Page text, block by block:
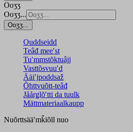
Ooʒʒ
Ooʒʒ...
Ooʒʒ...
Ouddseidd
Teâđ meeʹst
Tuʹmmstõktuâjj
Vasttõsvuuʹd
Ääiʹjpoddsaž
Õhttvuõtt-teâđ
Jåårǥlõʹtti da tuulk
Mättmateriaalkaupp
Nuõrttsääʹmǩiõll nuo